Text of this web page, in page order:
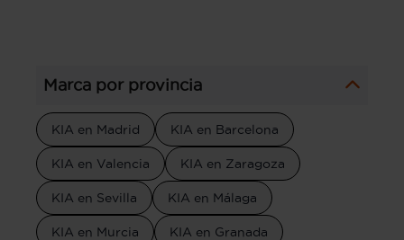
Marca por provincia
KIA en Madrid KIA en Barcelona
KIA en Valencia KIA en Zaragoza
KIA en Sevilla KIA en Málaga
KIA en Murcia KIA en Granada